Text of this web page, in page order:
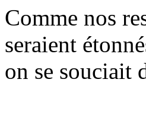
Comme nos
seraient
on se souciait